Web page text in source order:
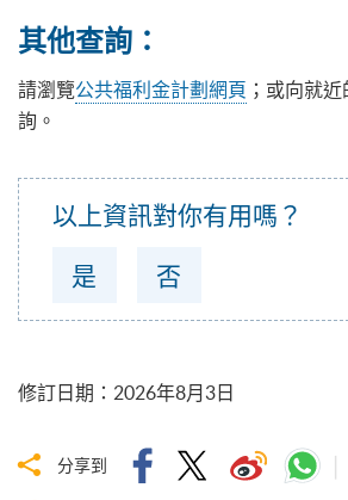
其他查詢：
請瀏覽公共福利金計劃網頁 ；或向就近
詢。
以上資訊對你有用嗎？
是
否
修訂日期 ： 2026年8月3日
分享到